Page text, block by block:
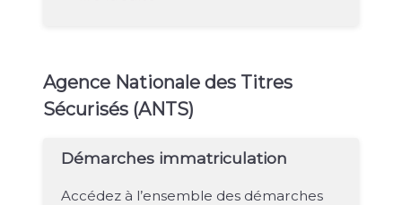
Agence Nationale des Titres
Sécurisés (ANTS)
Démarches immatriculation
Accédez à l’ensemble des démarches